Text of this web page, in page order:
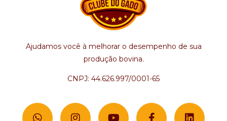
Ajudamos você à melhorar o desempenho de sua
produção bovina.
CNPJ: 44.626.997/0001-65